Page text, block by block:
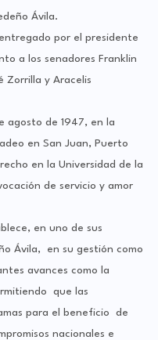
Ávila.
por el presidente
a los senadores Franklin
Zorrilla y Aracelis
agosto de 1947, en la
en San Juan, Puerto
en la Universidad de la
de servicio y amor
en uno de sus
Ávila, en su gestión como
avances como la
que las
para el beneficio de
nacionales e